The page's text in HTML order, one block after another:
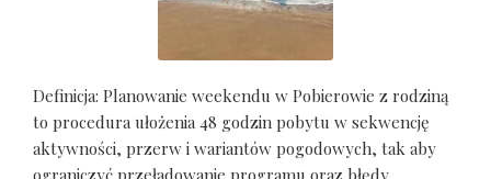
Definicja: Planowanie weekendu w Pobierowie z rodziną
to procedura ułożenia 48 godzin pobytu w sekwencję
aktywności, przerw i wariantów pogodowych, tak aby
ograniczyć przeładowanie programu oraz błędy